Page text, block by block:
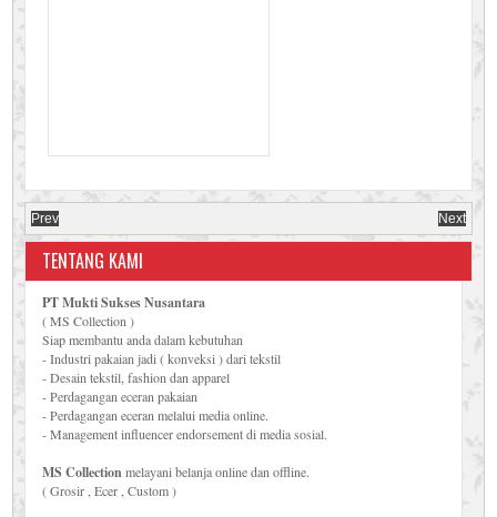
Prev Next
TENTANG KAMI
PT Mukti Sukses Nusantara
( MS Collection )
Siap membantu anda dalam kebutuhan
- Industri pakaian jadi ( konveksi ) dari tekstil
- Desain tekstil, fashion dan apparel
- Perdagangan eceran pakaian
- Perdagangan eceran melalui media online.
- Management influencer endorsement di media sosial.
MS Collectionmelayani belanja online dan offline.
( Grosir , Ecer , Custom )